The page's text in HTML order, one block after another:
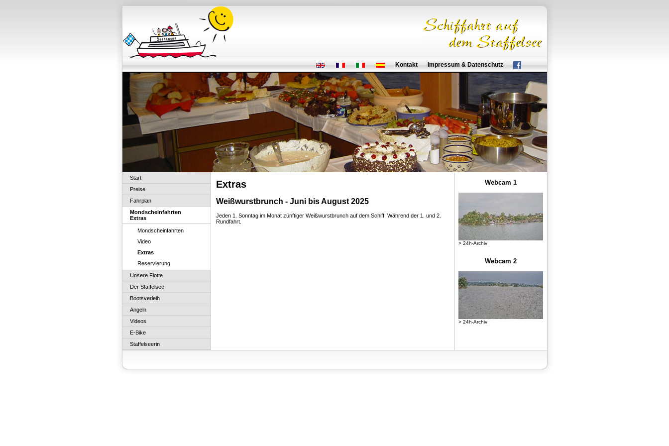
Kontakt Impressum & Datenschutz
Start
Preise
Fahrplan
Mondscheinfahrten
Extras
Mondscheinfahrten
Video
Extras
Reservierung
Unsere Flotte
Der Staffelsee
Bootsverleih
Angeln
Videos
E-Bike
Staffelseerin
Extras
Weißwurstbrunch - Juni bis August 2025
Jeden 1. Sonntag im Monat zünftiger Weißwurstbrunch auf dem Schiff. Während der 1. und 2.
Rundfahrt.
Webcam 1
> 24h-Archiv
Webcam 2
> 24h-Archiv